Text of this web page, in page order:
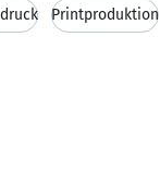
Printproduktion